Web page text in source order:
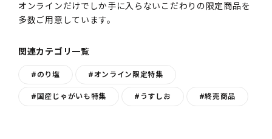
オンラインだけでしか手に入らないこだわりの限定商品を
多数ご用意しています。
関連カテゴリ一覧
#のり塩 #オンライン限定特集
#国産じゃがいも特集 #うすしお #終売商品